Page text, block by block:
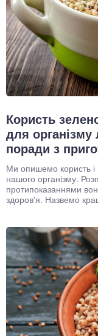
Користь
для
поради з
Ми опишемо користь і
нашого організму.
протипоказаннями
здоров'я. Назвемо